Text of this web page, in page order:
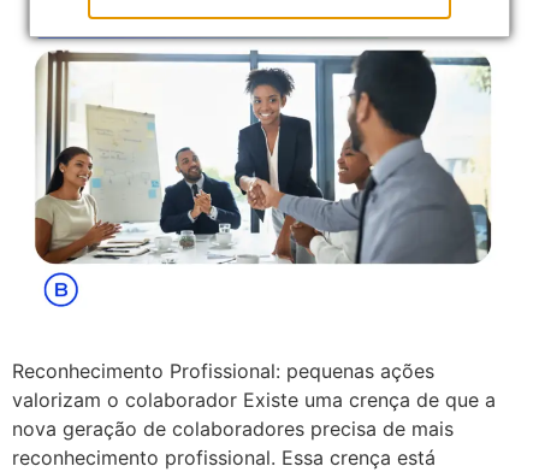
Reconhecimento Profissional: pequenas ações
valorizam o colaborador Existe uma crença de que a
nova geração de colaboradores precisa de mais
reconhecimento profissional. Essa crença está